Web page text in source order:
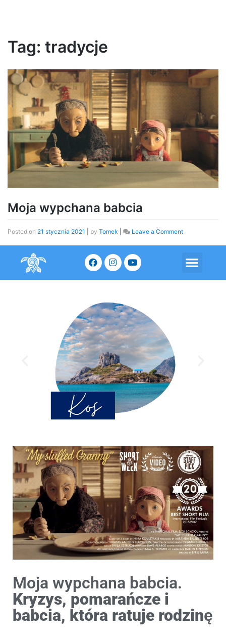
Tag: tradycje
Moja wypchana babcia
Posted on 21 stycznia 2021 by Tomek Leave a Comment
Moja wypchana babcia.
Kryzys, pomarańcze i
babcia, która ratuje rodzinę